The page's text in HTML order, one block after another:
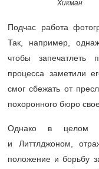
Хикман
Подчас работа
Так, например,
чтобы запечатлеть
процесса заметили
смог сбежать от
похоронного бюро
Однако в целом
и Литтлджоном,
положение и борьбу